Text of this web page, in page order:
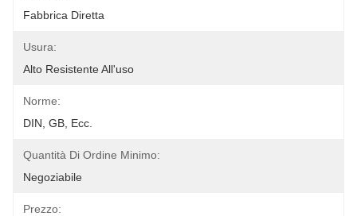
Fabbrica Diretta
Usura:
Alto Resistente All'uso
Norme:
DIN, GB, Ecc.
Quantità Di Ordine Minimo:
Negoziabile
Prezzo: